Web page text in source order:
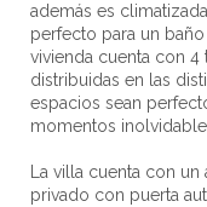
además es
perfecto para un
vivienda cuenta con 4
distribuidas en las
espacios sean
momentos
La villa cuenta con
privado con puerta